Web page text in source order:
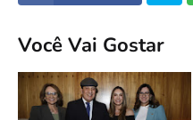
Você Vai Gostar